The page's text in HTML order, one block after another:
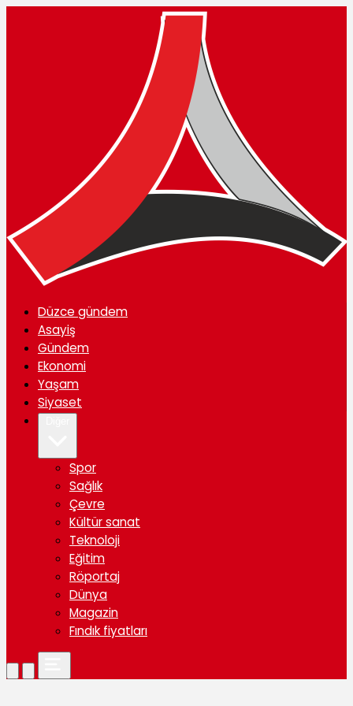
Düzce gündem
Asayiş
Gündem
Ekonomi
Yaşam
Siyaset
Spor
Sağlık
Çevre
Kültür sanat
Teknoloji
Eğitim
Röportaj
Dünya
Magazin
Fındık fiyatları